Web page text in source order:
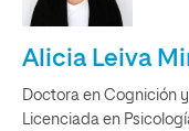
Alicia Leiva
Doctora en Cognición
Licenciada en